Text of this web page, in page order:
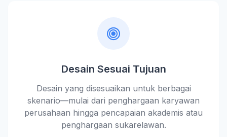
Desain Sesuai Tujuan
Desain yang disesuaikan untuk berbagai
skenario—mulai dari penghargaan karyawan
perusahaan hingga pencapaian akademis atau
penghargaan sukarelawan.